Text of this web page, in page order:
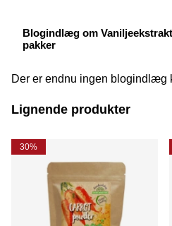
Blogindlæg om
pakker
Der er endnu ingen blogindlæg
Lignende produkter
30%